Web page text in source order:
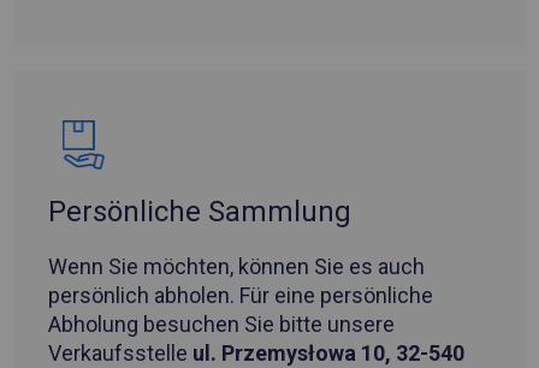
Persönliche Sammlung
Wenn Sie möchten, können Sie es auch
persönlich abholen. Für eine persönliche
Abholung besuchen Sie bitte unsere
Verkaufsstelle ul. Przemysłowa 10, 32-540